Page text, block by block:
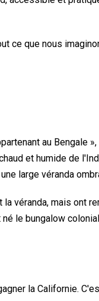
ce que nous
au Bengale
et humide de
large véranda
véranda, mais ont
le bungalow
la Californie.